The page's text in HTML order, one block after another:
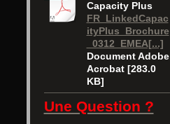
Capacity Plus
FR_LinkedCapac
ityPlus_Brochure
_0312_EMEA[...]
Document Adobe
Acrobat [283.0
KB]
Une Question ?